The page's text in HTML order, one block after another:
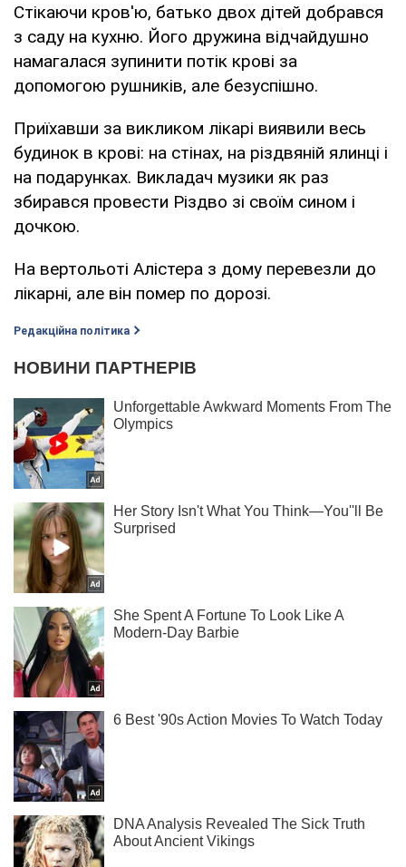
Стікаючи кров'ю, батько двох дітей добрався
з саду на кухню. Його дружина відчайдушно
намагалася зупинити потік крові за
допомогою рушників, але безуспішно.
Приїхавши за викликом лікарі виявили весь
будинок в крові: на стінах, на різдвяній ялинці і
на подарунках. Викладач музики як раз
збирався провести Різдво зі своїм сином і
дочкою.
На вертольоті Алістера з дому перевезли до
лікарні, але він помер по дорозі.
Редакційна політика